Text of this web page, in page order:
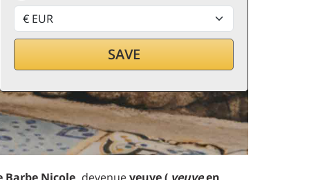
SAVE